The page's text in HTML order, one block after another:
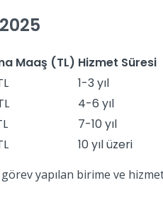
Maaş (TL) Hizmet Süresi
1-3 yıl
4-6 yıl
7-10 yıl
10 yıl üzeri
görev yapılan birime ve